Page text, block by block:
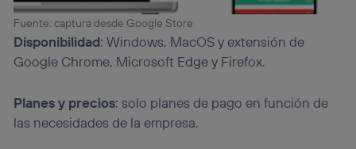
Fuente: captura desde Google Store
Disponibilidad: Windows, MacOS y extensión de
Google Chrome, Microsoft Edge y Firefox.
Planes y precios: solo planes de pago en función de
las necesidades de la empresa.